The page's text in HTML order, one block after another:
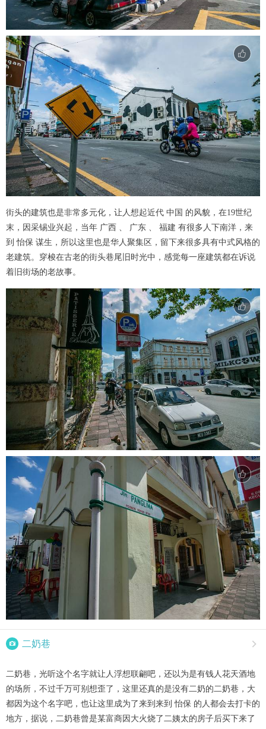
街头的建筑也是非常多元化，让人想起近代 中国 的风貌，在19世纪
末，因采锡业兴起，当年 广西 、 广东 、 福建 有很多人下南洋，来
到 怡保 谋生，所以这里也是华人聚集区，留下来很多具有中式风格的
老建筑。穿梭在古老的街头巷尾旧时光中，感觉每一座建筑都在诉说
着旧街场的老故事。
 二奶巷 
二奶巷，光听这个名字就让人浮想联翩吧，还以为是有钱人花天酒地
的场所，不过千万可别想歪了，这里还真的是没有二奶的二奶巷，大
都因为这个名字吧，也让这里成为了来到来到 怡保 的人都会去打卡的
地方，据说，二奶巷曾是某富商因大火烧了二姨太的房子后买下来了